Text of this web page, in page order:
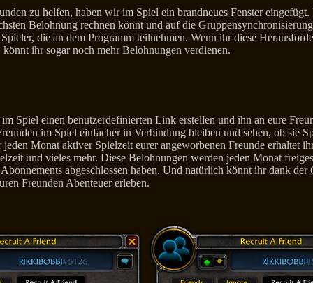
zu helfen, haben wir im Spiel ein brandneues Fenster
Belohnung rechnen könnt und auf die
die an dem Programm teilnehmen. Wenn ihr diese
ihr sogar noch mehr Belohnungen verdienen.
Spiel einen benutzerdefinierten Link erstellen und ihn an eure
im Spiel einfacher in Verbindung bleiben und sehen, ob sie
Monat aktiver Spielzeit eurer angeworbenen Freunde erhaltet
und vieles mehr. Diese Belohnungen werden jeden Monat
abgeschlossen haben. Und natürlich könnt ihr dank
Freunden Abenteuer erleben.